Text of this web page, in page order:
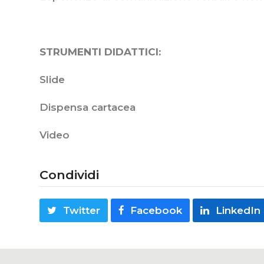
STRUMENTI DIDATTICI:
Slide
Dispensa cartacea
Video
Condividi
Twitter Facebook LinkedIn